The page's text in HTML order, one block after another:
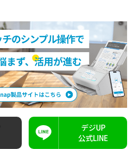
デジUP
公式LINE